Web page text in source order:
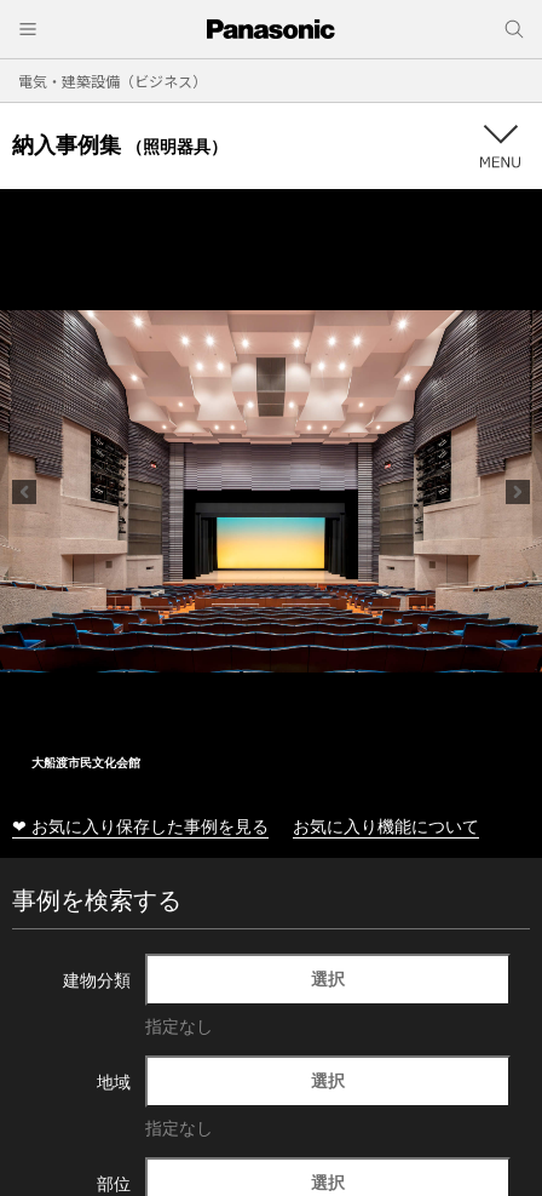
電気・建築設備（ビジネス）
納入事例集 （照明器具）
大船渡市民文化会館
❤ お気に入り保存した事例を見る お気に入り機能について
事例を検索する
建物分類 選択
指定なし
地域 選択
指定なし
部位 選択